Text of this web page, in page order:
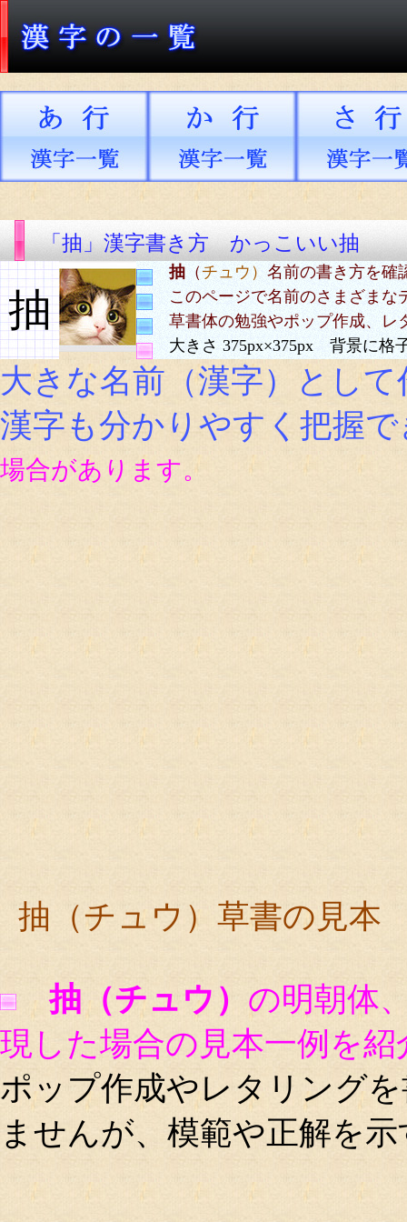
「抽」漢字書き方 かっこいい抽
抽
抽 （ チュウ） 名前の書き方を確
このページで名前のさまざまな
草書体の勉強やポップ作成、レ
大きさ 375px×375px 背景に格
大きな名前（漢字）とし
漢字も分かりやすく把握
場合があります。
抽（チュウ）草書の見
抽（チュウ） の明朝体
現した場合の見本一例を
ポップ作成やレタリング
ませんが、模範や正解を